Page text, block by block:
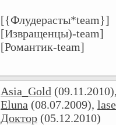
[{Флудерасты*team}]
[Извращенцы)-team]
[Романтик-team]
Asia_Gold
Eluna (08.07.2009),
Доктор (05.12.2010)